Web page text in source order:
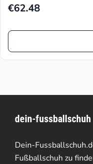
Optionen
können
gewählt
werden
€62.48
Dieses
Produkt
auf.
Die
Optionen
dein-fussballschuh
Dein-
Fußballschuh zu